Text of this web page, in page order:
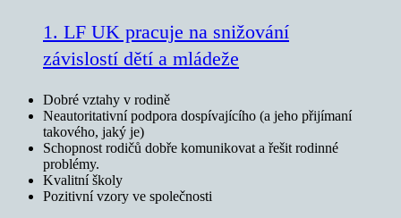
1. LF UK pracuje na snižování
závislostí dětí a mládeže
Dobré vztahy v rodině
Neautoritativní podpora dospívajícího (a jeho přijímaní
takového, jaký je)
Schopnost rodičů dobře komunikovat a řešit rodinné
problémy.
Kvalitní školy
Pozitivní vzory ve společnosti